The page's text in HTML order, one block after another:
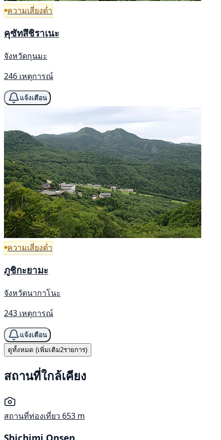
ความเสี่ยงต่ำ
คุซัทสึชิราเนะ
จังหวัดกุนมะ
246 เหตุการณ์
แจ้งเตือน
ความเสี่ยงต่ำ
ภูชิกะยามะ
จังหวัดนากาโนะ
243 เหตุการณ์
แจ้งเตือน
ดูทั้งหมด (เพิ่มเติม2รายการ)
สถานที่ใกล้เคียง
สถานที่ท่องเที่ยว 653 m